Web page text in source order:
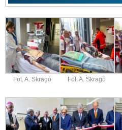
Fot. A. Skrago Fot. A. Skrago